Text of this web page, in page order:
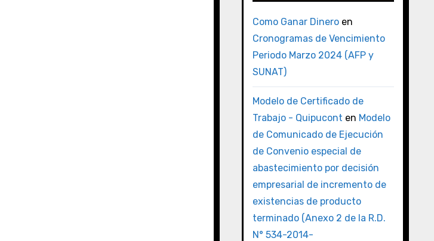
Como Ganar Dineroen
Cronogramas de Vencimiento
Periodo Marzo 2024 (AFP y
SUNAT)
Modelo de Certificado de
Trabajo - Quipucont en Modelo
de Comunicado de Ejecución
de Convenio especial de
abastecimiento por decisión
empresarial de incremento de
existencias de producto
terminado (Anexo 2 de la R.D.
N° 534-2014-